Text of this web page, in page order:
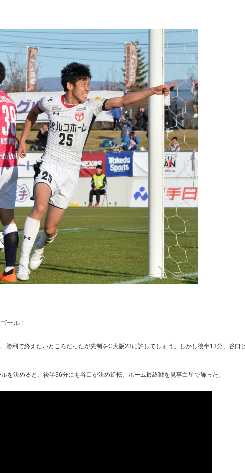
ール！
勝利で終えたいところだったが先制をC大阪23に許してしまう。しかし後半13分、谷口
を決めると、後半36分にも谷口が決め逆転。ホーム最終戦を見事白星で飾った。